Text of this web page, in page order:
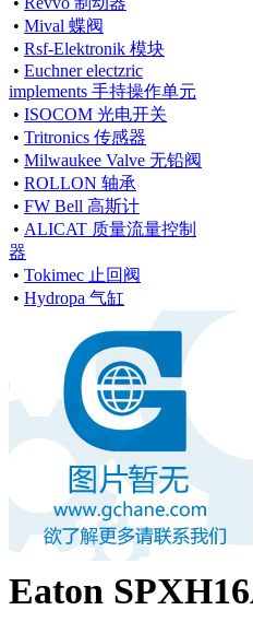
• Mival 蝶阀
• Rsf-Elektronik 模块
• Euchner electzric
implements 手持操作单元
• ISOCOM 光电开关
• Tritronics 传感器
• Milwaukee Valve 无铅阀
• ROLLON 轴承
• FW Bell 高斯计
• ALICAT 质量流量控制
器
• Tokimec 止回阀
• Hydropa 气缸
Eaton